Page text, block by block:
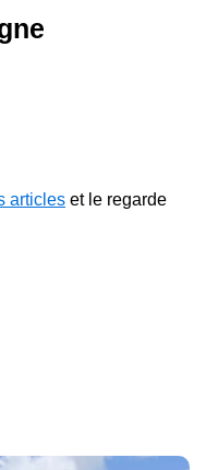
articles et le regarde